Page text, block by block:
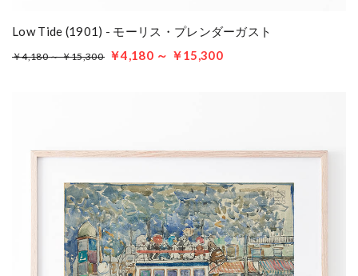
Low Tide (1901) - モーリス・プレンダーガスト
￥4,180 ～ ￥15,300 ￥4,180 ～ ￥15,300